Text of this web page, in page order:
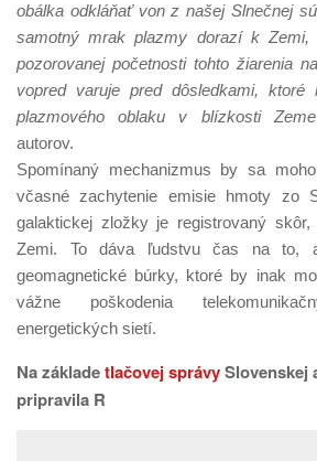
obálka odkláňať von z našej Slnečnej
samotný mrak plazmy dorazí k
pozorovanej početnosti tohto žiarenia
vopred varuje pred dôsledkami, ktoré
plazmového oblaku v blízkosti Zeme
autorov.
Spomínaný mechanizmus by sa
včasné zachytenie emisie hmoty zo
galaktickej zložky je registrovaný
Zemi. To dáva ľudstvu čas na to,
geomagnetické búrky, ktoré by inak
vážne poškodenia
energetických sietí.
Na základetlačovej správySlovenskej
pripravila R